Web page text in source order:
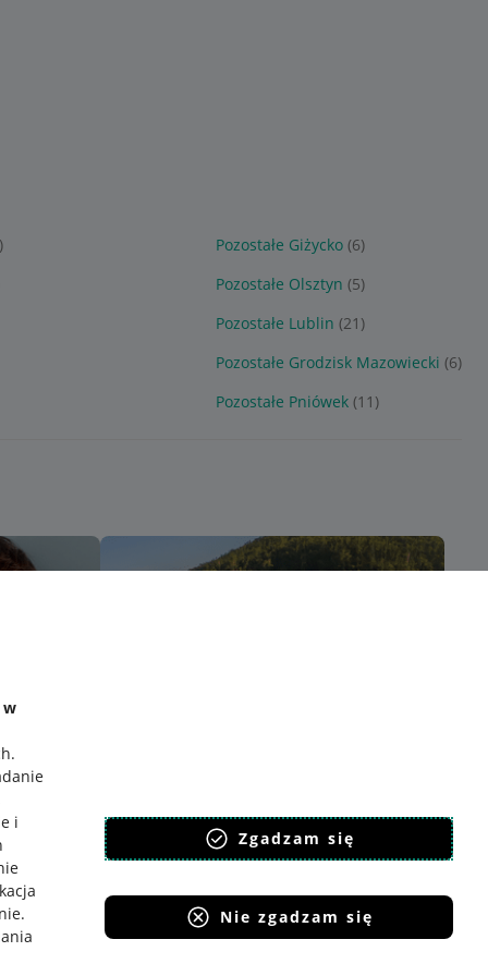
w
.
i
.
Zgadzam się
Nie zgadzam się
Pozostałe Giżycko (6)
Pozostałe Olsztyn (5)
Pozostałe Lublin (21)
Pozostałe Grodzisk Mazowiecki (6)
Pozostałe Pniówek (11)